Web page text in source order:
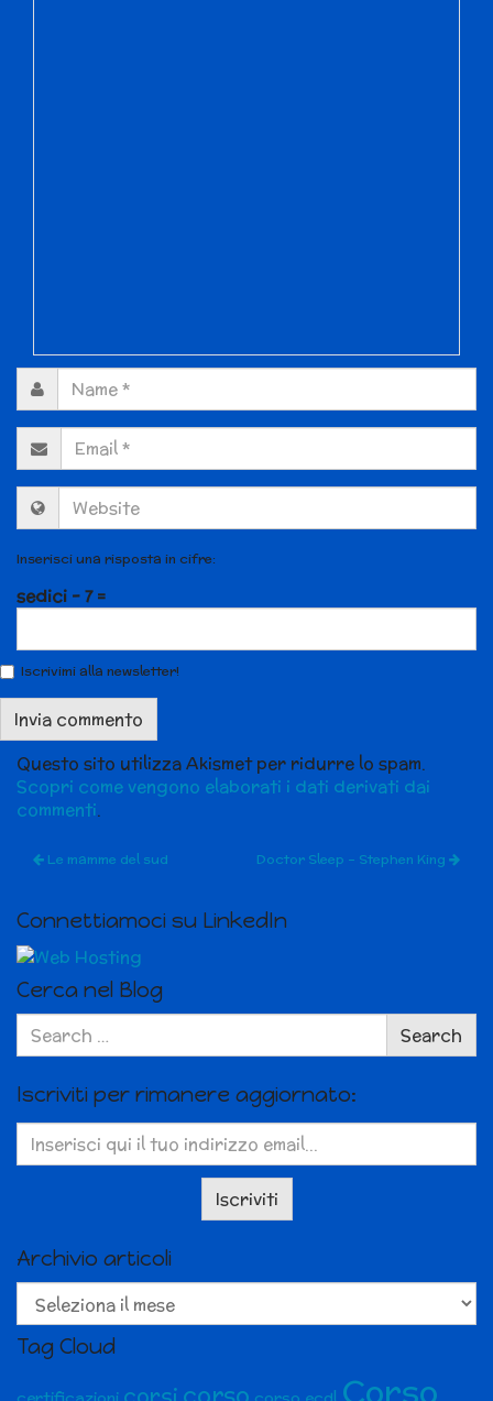
Inserisci una risposta in cifre:
sedici − 7 =
Iscrivimi alla newsletter!
Questo sito utilizza Akismet per ridurre lo spam.
Scopri come vengono elaborati i dati derivati dai
commenti.
Doctor Sleep – Stephen King
Le mamme del sud
Connettiamoci su LinkedIn
Cerca nel Blog
Search
for:
Search
Iscriviti per rimanere aggiornato:
Archivio articoli
Archivio
articoli
Tag Cloud
corso Corso